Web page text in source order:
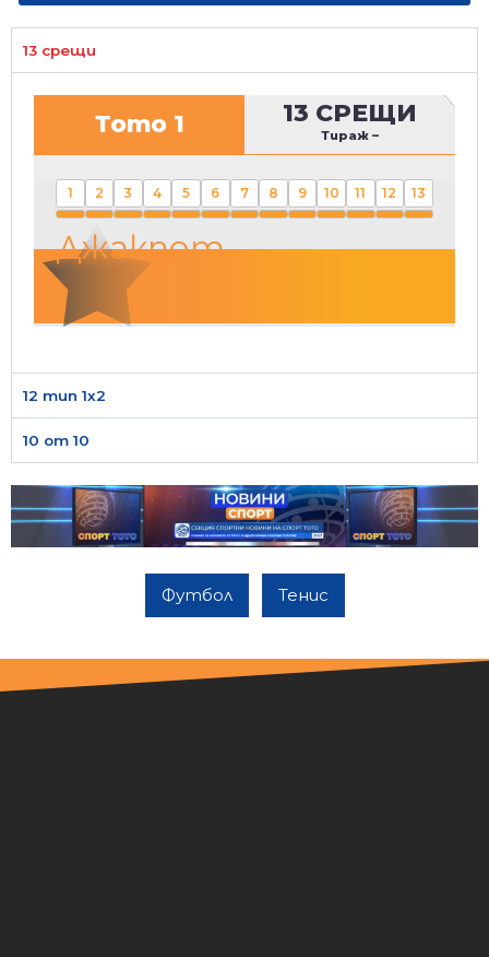
13 срещи
Тото 1 13 СРЕЩИ
Тираж –
1 2 3 4 5 6 7 8 9 10 11 12 13
Джакпот
12 тип 1х2
10 от 10
Футбол Тенис